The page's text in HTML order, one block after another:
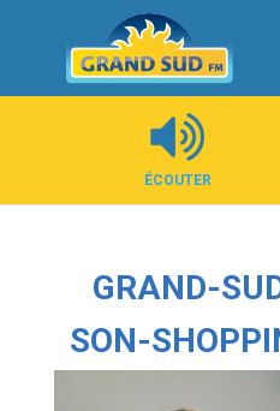
Panneau de gestion des cookies
ÉCOUTER
GRAND-
SON-